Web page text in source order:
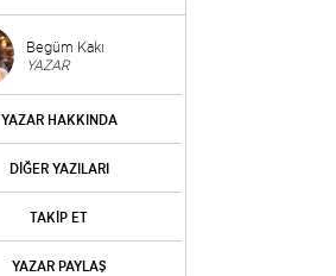
Begüm Kakı
YAZAR
YAZAR HAKKINDA
DİĞER YAZILARI
TAKİP ET
YAZAR PAYLAŞ